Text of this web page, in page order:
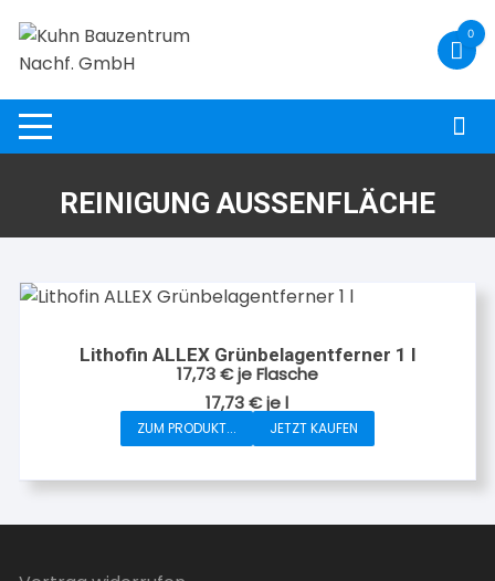
Inhalt
springen
0
REINIGUNG AUSSENFLÄCHE
Lithofin ALLEX Grünbelagentferner 1 l
17,73€je Flasche
17,73€jel
ZUM PRODUKT... JETZT KAUFEN